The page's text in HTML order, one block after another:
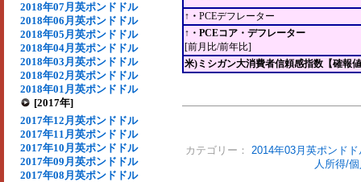
2018年07月英ポンドドル
2018年06月英ポンドドル
2018年05月英ポンドドル
2018年04月英ポンドドル
2018年03月英ポンドドル
2018年02月英ポンドドル
2018年01月英ポンドドル
[2017年]
2017年12月英ポンドドル
2017年11月英ポンドドル
2017年10月英ポンドドル
2017年09月英ポンドドル
2017年08月英ポンドドル
↑・ PCEデフレーター
↑・PCEコア・デフレーター
[前月比/前年比]
米)ミシガン大消費者信頼感指数【確報
カテゴリー： 2014年03月英ポンドド
人所得/